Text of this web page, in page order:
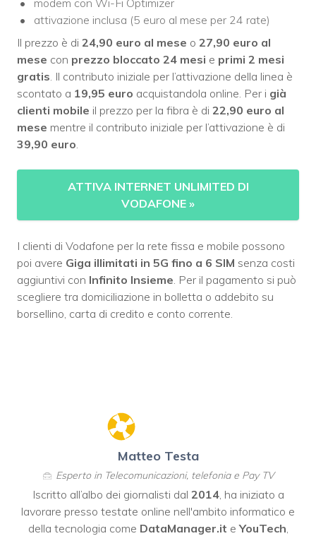
modem con Wi-Fi Optimizer
attivazione inclusa (5 euro al mese per 24 rate)
Il prezzo è di 24,90 euro al mese o 27,90 euro al
mese con prezzo bloccato 24 mesi e primi 2 mesi
gratis. Il contributo iniziale per l’attivazione della linea è
scontato a 19,95 euro acquistandola online. Per i già
clienti mobile il prezzo per la fibra è di 22,90 euro al
mese mentre il contributo iniziale per l’attivazione è di
39,90 euro.
ATTIVA INTERNET UNLIMITED DI
VODAFONE »
I clienti di Vodafone per la rete fissa e mobile possono
poi avere Giga illimitati in 5G fino a 6 SIM senza costi
aggiuntivi con Infinito Insieme. Per il pagamento si può
scegliere tra domiciliazione in bolletta o addebito su
borsellino, carta di credito e conto corrente.
Matteo Testa
Esperto in Telecomunicazioni, telefonia e Pay TV
Iscritto all’albo dei giornalisti dal 2014, ha iniziato a
lavorare presso testate online nell'ambito informatico e
della tecnologia come DataManager.it eYouTech,